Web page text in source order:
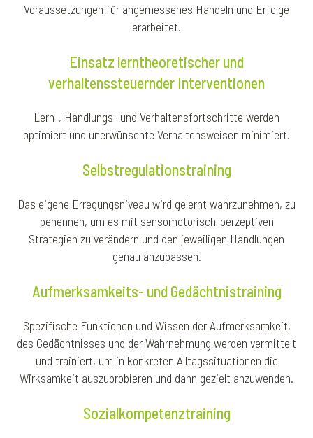
Voraussetzungen für angemessenes Handeln und Erfolge
erarbeitet.
Einsatz lerntheoretischer und
verhaltenssteuernder Interventionen
Lern-, Handlungs- und Verhaltensfortschritte werden
optimiert und unerwünschte Verhaltensweisen minimiert.
Selbstregulationstraining
Das eigene Erregungsniveau wird gelernt wahrzunehmen, zu
benennen, um es mit sensomotorisch-perzeptiven
Strategien zu verändern und den jeweiligen Handlungen
genau anzupassen.
Aufmerksamkeits- und Gedächtnistraining
Spezifische Funktionen und Wissen der Aufmerksamkeit,
des Gedächtnisses und der Wahrnehmung werden vermittelt
und trainiert, um in konkreten Alltagssituationen die
Wirksamkeit auszuprobieren und dann gezielt anzuwenden.
Sozialkompetenztraining